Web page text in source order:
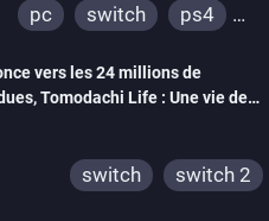
pc switch
ps4
wiiu
3ds
ps3
xbox 360
switch 2
vers les 24 millions de
Tomodachi Life : Une vie de
switch switch 2